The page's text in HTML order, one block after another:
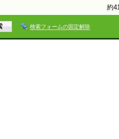
約
検索フォームの固定解除